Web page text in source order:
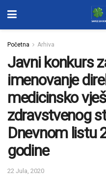
Početna Arhiva
Javni konkurs
imenovanje
medicinsko
zdravstvenog
Dnevnom listu
godine
22 Jula, 2020